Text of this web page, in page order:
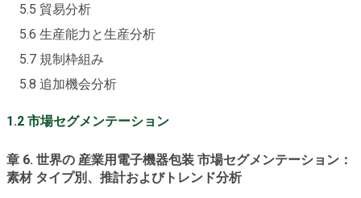
5.5 貿易分析
5.6 生産能力と生産分析
5.7 規制枠組み
5.8 追加機会分析
1.2 市場セグメンテーション
章 6. 世界の 産業用電子機器包装 市場セグメンテーション：
素材 タイプ別、推計およびトレンド分析